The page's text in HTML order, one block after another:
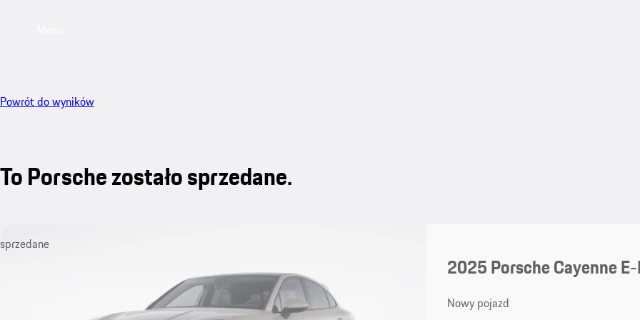
Powrót do wyników
To Porsche zostało sprzedane.
sprzedane
2025 Porsche Cayenne
Nowy pojazd